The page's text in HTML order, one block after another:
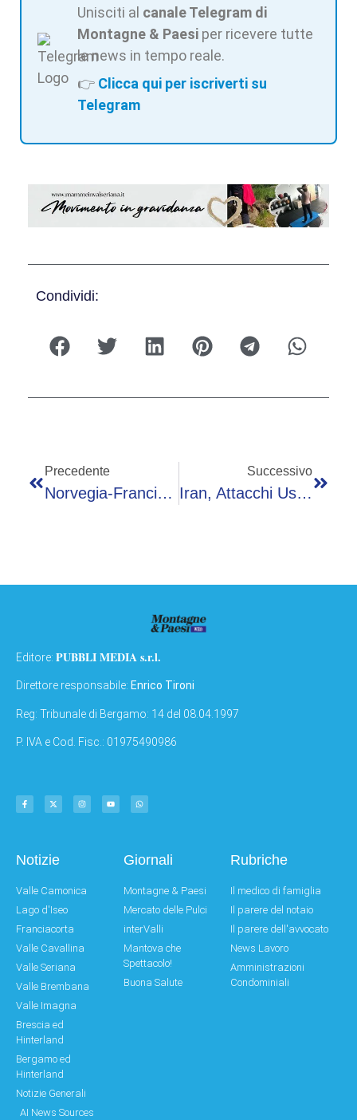
Unisciti al canale Telegram di
Montagne & Paesi per ricevere tutte
le news in tempo reale.
👉 Clicca qui per iscriverti su
Telegram
Condividi:
Precedente
Norvegia-Francia, Maignan Para Rigore A Strand Larsen E ‘salva’ I Bleus: Cos’è Successo Ai Mondiali
Successivo
Iran, Attacchi Usa A Hormuz: Risposta Di Trump Ai Droni Di Teheran
Editore: PUBBLI MEDIA s.r.l.
Direttore responsabile: Enrico Tironi
Reg: Tribunale di Bergamo: 14 del 08.04.1997
P. IVA e Cod. Fisc.: 01975490986
Notizie
Valle Camonica
Lago d'Iseo
Franciacorta
Valle Cavallina
Valle Seriana
Valle Brembana
Valle Imagna
Brescia ed
Hinterland
Bergamo ed
Hinterland
Notizie Generali
AI News Sources
Giornali
Montagne & Paesi
Mercato delle Pulci
interValli
Mantova che
Spettacolo!
Buona Salute
Rubriche
Il medico di famiglia
Il parere del notaio
Il parere dell'avvocato
News Lavoro
Amministrazioni
Condominiali